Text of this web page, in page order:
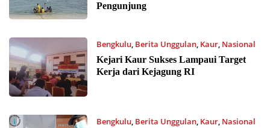
Pengunjung
Bengkulu, Berita Unggulan, Kaur, Nasional
1 Januari 2024 15:53
Kejari Kaur Sukses Lampaui Target
Kerja dari Kejagung RI
Bengkulu, Berita Unggulan, Kaur, Nasional